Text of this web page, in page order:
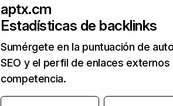
aptx.cm
Estadísticas de backlinks
Sumérgete en la puntuación de
SEO y el perfil de enlaces externos
competencia.